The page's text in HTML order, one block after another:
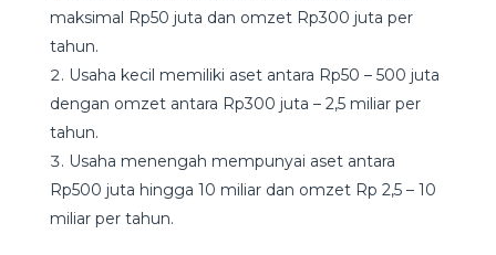
maksimal Rp50 juta dan omzet Rp300 juta per
tahun.
Usaha kecil memiliki aset antara Rp50 – 500 juta
dengan omzet antara Rp300 juta – 2,5 miliar per
tahun.
Usaha menengah mempunyai aset antara
Rp500 juta hingga 10 miliar dan omzet Rp 2,5 – 10
miliar per tahun.